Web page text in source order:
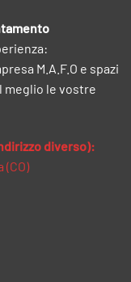
M.A.F.O e spazi
meglio le vostre
diverso):
(CO)